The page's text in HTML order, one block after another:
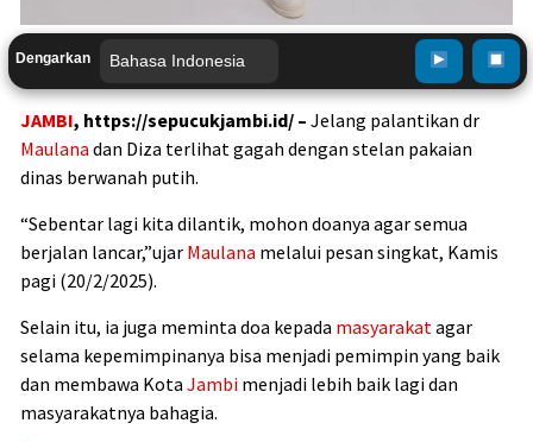
Dengarkan
JAMBI, https://sepucukjambi.id/ – Jelang palantikan dr
Maulana dan Diza terlihat gagah dengan stelan pakaian
dinas berwanah putih.
“Sebentar lagi kita dilantik, mohon doanya agar semua
berjalan lancar,”ujar Maulana melalui pesan singkat, Kamis
pagi (20/2/2025).
Selain itu, ia juga meminta doa kepada masyarakatagar
selama kepemimpinanya bisa menjadi pemimpin yang baik
dan membawa Kota Jambi menjadi lebih baik lagi dan
masyarakatnya bahagia.